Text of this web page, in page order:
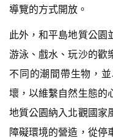
導覽的方式開放。
此外，和平島地質公園
游泳、戲水、玩沙的歡
不同的潮間帶生物，
壞，以維繫自然生態的
地質公園納入北觀國家
障礙環境的營造，從停